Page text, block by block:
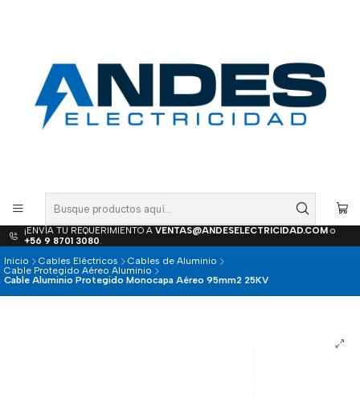
¡ENVÍA TU REQUERIMIENTO A VENTAS@ANDESELECTRICIDAD.COMo
+56 9 8701 3080.
Inicio
Cables Eléctricos
Cables de Aluminio
Cable Protegido Aéreo Aluminio
Cable Aluminio Protegido Monocapa Aéreo 95mm2 25KV